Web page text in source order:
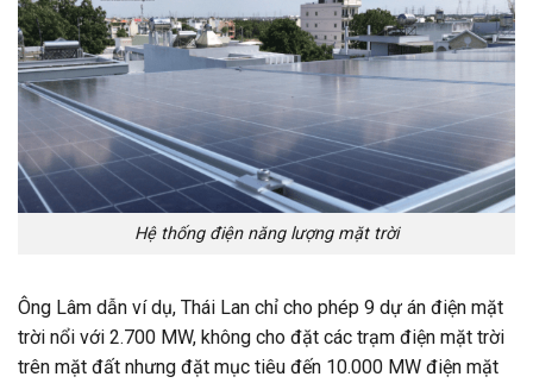
Hệ thống điện năng lượng mặt trời
Ông Lâm dẫn ví dụ, Thái Lan chỉ cho phép 9 dự án điện mặt
trời nổi với 2.700 MW, không cho đặt các trạm điện mặt trời
trên mặt đất nhưng đặt mục tiêu đến 10.000 MW điện mặt